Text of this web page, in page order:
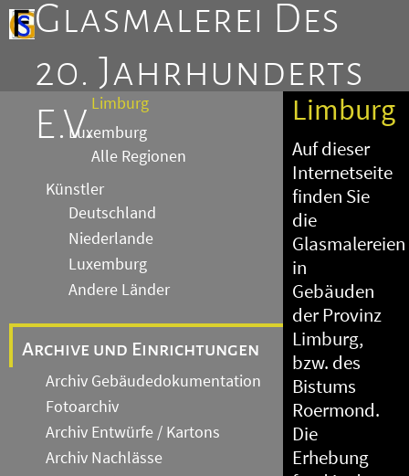
Glasmalerei Des
20. Jahrhunderts
E.V.
Rheinland-Pfalz
Niederlande
Limburg
Luxemburg
Alle Regionen
Künstler
Deutschland
Niederlande
Luxemburg
Andere Länder
Archive und Einrichtungen
Archiv Gebäudedokumentation
Fotoarchiv
Archiv Entwürfe / Kartons
Archiv Nachlässe
Limburg
Auf dieser
Internetseite
finden Sie
die
Glasmalereien
in
Gebäuden
der Provinz
Limburg,
bzw. des
Bistums
Roermond.
Die
Erhebung